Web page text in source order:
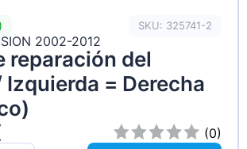
SKU: 325741-2
2002-2012
reparación del
Izquierda = Derecha
(0)